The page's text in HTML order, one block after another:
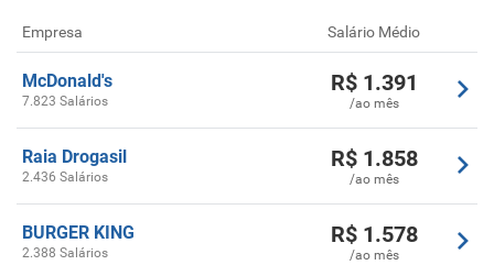
Empresa Salário Médio
McDonald's
7.823 Salários
R$1.391
/ao mês
Raia Drogasil
2.436 Salários
R$1.858
/ao mês
BURGER KING
2.388 Salários
R$1.578
/ao mês